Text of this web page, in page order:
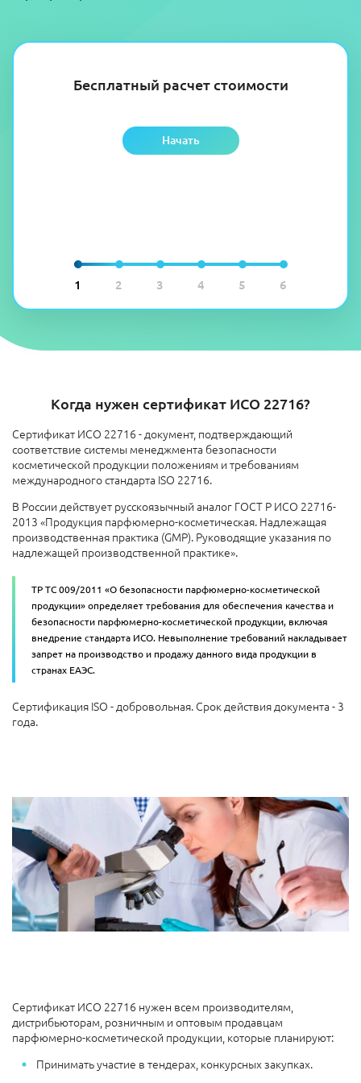
1 2 3 4 5 6
Бесплатный расчет стоимости
Начать
Когда нужен сертификат ИСО 22716?
Сертификат ИСО 22716 - документ, подтверждающий
соответствие системы менеджмента безопасности
косметической продукции положениям и требованиям
международного стандарта ISO 22716.
В России действует русскоязычный аналог ГОСТ Р ИСО 22716-
2013 «Продукция парфюмерно-косметическая. Надлежащая
производственная практика (GMP). Руководящие указания по
надлежащей производственной практике».
ТР ТС 009/2011 «О безопасности парфюмерно-косметической
продукции» определяет требования для обеспечения качества и
безопасности парфюмерно-косметической продукции, включая
внедрение стандарта ИСО. Невыполнение требований накладывает
запрет на производство и продажу данного вида продукции в
странах ЕАЭС.
Сертификация ISO - добровольная. Срок действия документа - 3
года.
Сертификат ИСО 22716 нужен всем производителям,
дистрибьюторам, розничным и оптовым продавцам
парфюмерно-косметической продукции, которые планируют:
Принимать участие в тендерах, конкурсных закупках.